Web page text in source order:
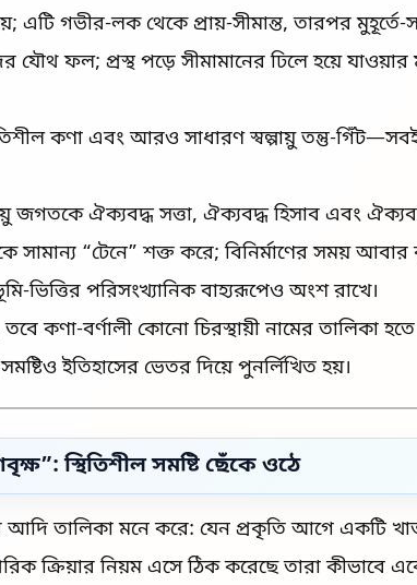
এটি গভীর-লক থেকে প্রায়-সীমান্ত, তারপর মুহূর্তে-
ফল; প্রস্থ পড়ে সীমামানের ঢিলে হয়ে
কণা এবং আরও সাধারণ স্বল্পায়ু তন্তু-
ঐক্যবদ্ধ সত্তা, ঐক্যবদ্ধ হিসাব এবং ঐক্যবদ্ধ
সামান্য “টেনে” শক্ত করে; বিনির্মাণের সময়
ভিত্তির পরিসংখ্যানিক বাহ্যরূপেও অংশ রাখে।
কণা-বর্ণালী কোনো চিরস্থায়ী নামের তালিকা
ইতিহাসের ভেতর দিয়ে পুনর্লিখিত হয়।
স্থিতিশীল সমষ্টি ছেঁকে ওঠে
আদি তালিকা মনে করে: যেন প্রকৃতি আগে একটি
ক্রিয়ার নিয়ম এসে ঠিক করেছে তারা কীভাবে